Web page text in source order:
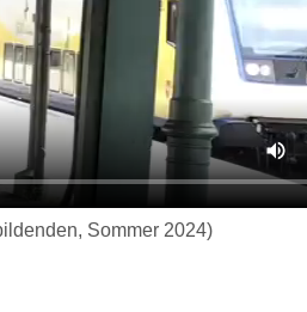
Sommer 2024)